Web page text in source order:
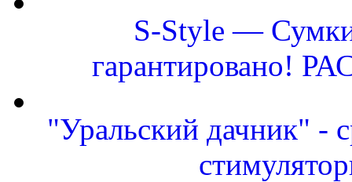
S-Style — Сумки
гарантировано!
"Уральский дачник" -